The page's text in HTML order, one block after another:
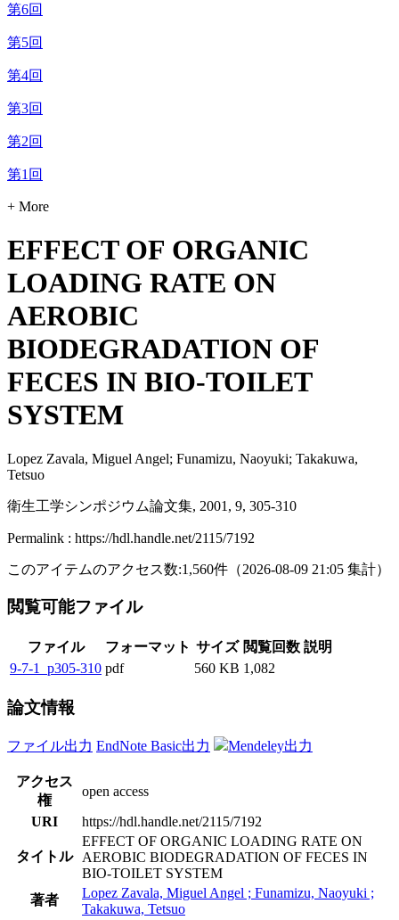
第6回
第5回
第4回
第3回
第2回
第1回
+ More
EFFECT OF ORGANIC
LOADING RATE ON
AEROBIC
BIODEGRADATION OF
FECES IN BIO-TOILET
SYSTEM
Lopez Zavala, Miguel Angel; Funamizu, Naoyuki; Takakuwa,
Tetsuo
衛生工学シンポジウム論文集, 2001, 9, 305-310
Permalink : https://hdl.handle.net/2115/7192
このアイテムのアクセス数:1,560件 （2026-08-09 21:05 集計）
閲覧可能ファイル
ファイル フォーマット サイズ 閲覧回数 説明
9-7-1_p305-310 pdf 560 KB 1,082
論文情報
ファイル出力 EndNote Basic出力 Mendeley出力
アクセス
権
open access
URI
https://hdl.handle.net/2115/7192
タイトル
EFFECT OF ORGANIC LOADING RATE ON
AEROBIC BIODEGRADATION OF FECES IN
BIO-TOILET SYSTEM
著者
Lopez Zavala, Miguel Angel ; Funamizu, Naoyuki ;
Takakuwa, Tetsuo